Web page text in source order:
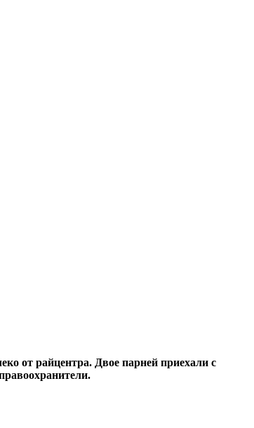
от райцентра. Двое парней приехали с